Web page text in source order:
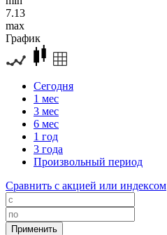
7.13
max
График
Сегодня
1 мес
3 мес
6 мес
1 год
3 года
Произвольный период
Сравнить с акцией или индексом